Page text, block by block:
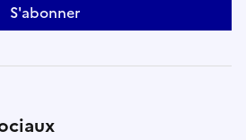
S'abonner